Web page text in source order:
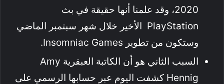
2020، وقد علمنا أنها حقيقة في بث
PlayStation الأخير خلال شهر سبتمبر الماضي
وستكون من تطوير Insomniac Games.
السبب الثاني هو أن الكاتبة العبقرية Amy
Hennig كشفت اليوم عبر حسابها الرسمي على